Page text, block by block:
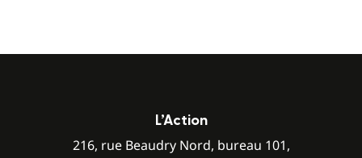
L’Action
216, rue Beaudry Nord, bureau 101,